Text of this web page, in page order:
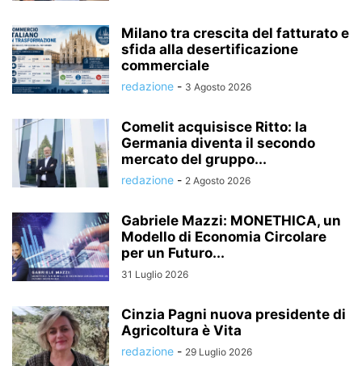
Milano tra crescita del fatturato e
sfida alla desertificazione
commerciale
redazione - 3 Agosto 2026
Comelit acquisisce Ritto: la
Germania diventa il secondo
mercato del gruppo...
redazione - 2 Agosto 2026
Gabriele Mazzi: MONETHICA, un
Modello di Economia Circolare
per un Futuro...
31 Luglio 2026
Cinzia Pagni nuova presidente di
Agricoltura è Vita
redazione - 29 Luglio 2026